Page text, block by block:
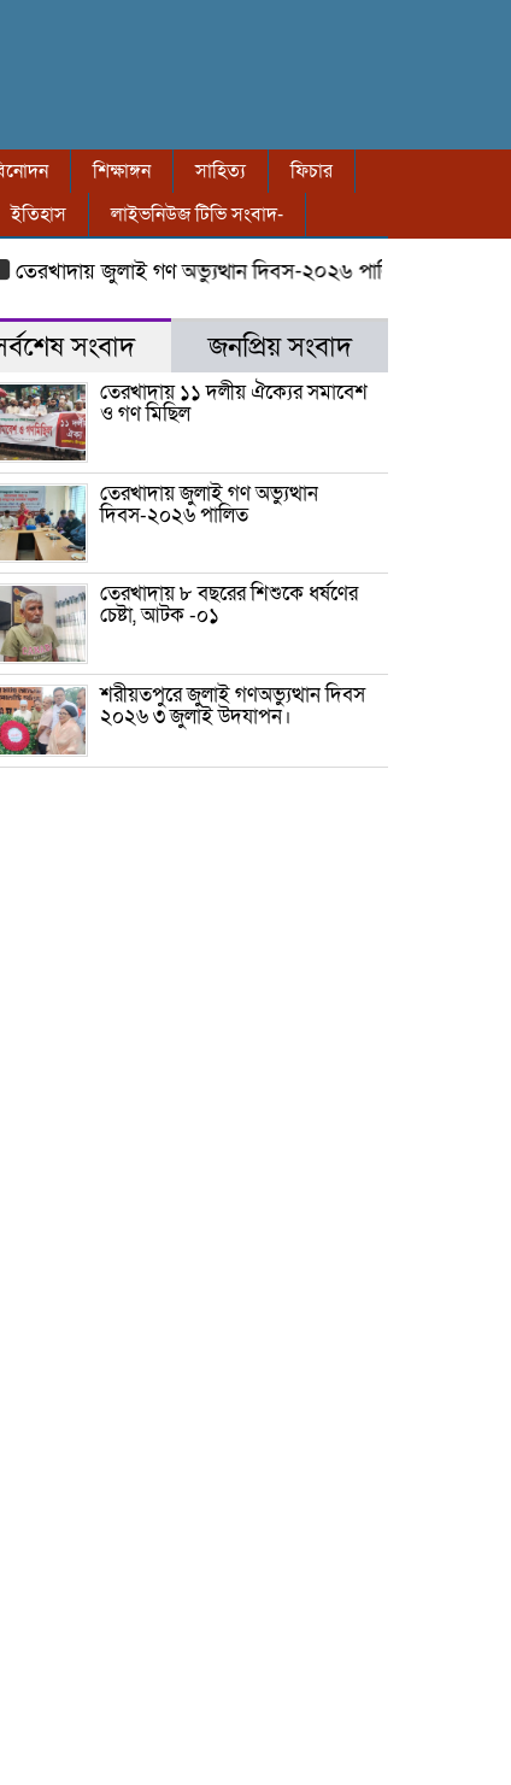
শিক্ষাঙ্গন সাহিত্য
ফিচার
ইতিহাস লাইভনিউজ টিভি সংবাদ-
জুলাই গণ অভ্যুত্থান দিবস-২০২৬ পালিত
সংবাদ জনপ্রিয় সংবাদ
তেরখাদায় ১১ দলীয় ঐক্যের সমাবেশ
ও গণ মিছিল
তেরখাদায় জুলাই গণ অভ্যুত্থান
দিবস-২০২৬ পালিত
তেরখাদায় ৮ বছরের শিশুকে ধর্ষণের
চেষ্টা, আটক -০১
শরীয়তপুরে জুলাই গণঅভ্যুত্থান দিবস
২০২৬ ৩ জুলাই উদযাপন।